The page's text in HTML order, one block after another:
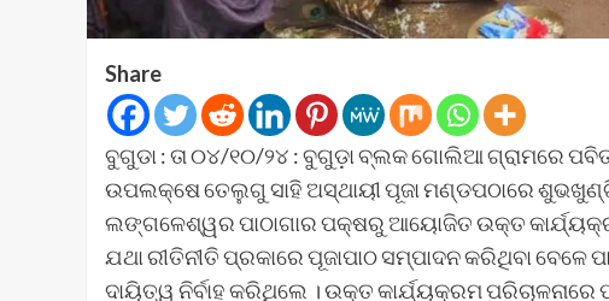
Share
ବୁଗୁଡା : ତା ୦୪/୧୦/୨୪ : ବୁଗୁଡ଼ା ବ୍ଲକ ଗୋଲିଆ ଗ୍ରାମରେ
ଉପଲକ୍ଷେ ତେଲୁଗୁ ସାହି ଅସ୍ଥାୟୀ ପୂଜା ମଣ୍ଡପଠାରେ
ଲଙ୍ଗଳେଶ୍ୱର ପାଠାଗାର ପକ୍ଷରୁ ଆୟୋଜିତ ଉକ୍ତ
ଯଥା ରୀତିନୀତି ପ୍ରକାରେ ପୂଜାପାଠ ସମ୍ପାଦନ କରିଥିବା ବେଳେ
ଦାୟିତ୍ୱ ନିର୍ବାହ କରିଥିଲେ । ଉକ୍ତ କାର୍ଯ୍ୟକ୍ରମ